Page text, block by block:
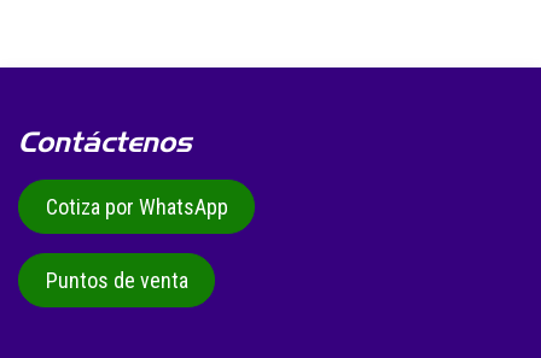
Contáctenos
Cotiza por WhatsApp
Puntos de venta